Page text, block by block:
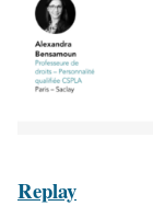
Replay